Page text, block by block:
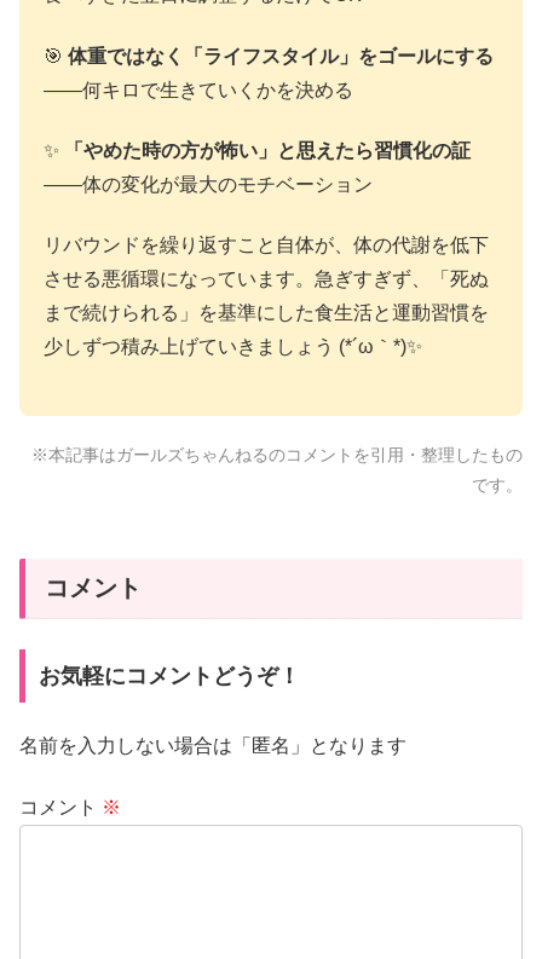
🎯 体重ではなく「ライフスタイル」をゴールにする
――何キロで生きていくかを決める
✨
「やめた時の方が怖い」と思えたら習慣化の証
――体の変化が最大のモチベーション
リバウンドを繰り返すこと自体が、体の代謝を低下
させる悪循環になっています。急ぎすぎず、「死ぬ
まで続けられる」を基準にした食生活と運動習慣を
少しずつ積み上げていきましょう (*´ω｀*)✨
※本記事はガールズちゃんねるのコメントを引用・整理したもの
です。
コメント
お気軽にコメントどうぞ！
名前を入力しない場合は「匿名」となります
コメント ※